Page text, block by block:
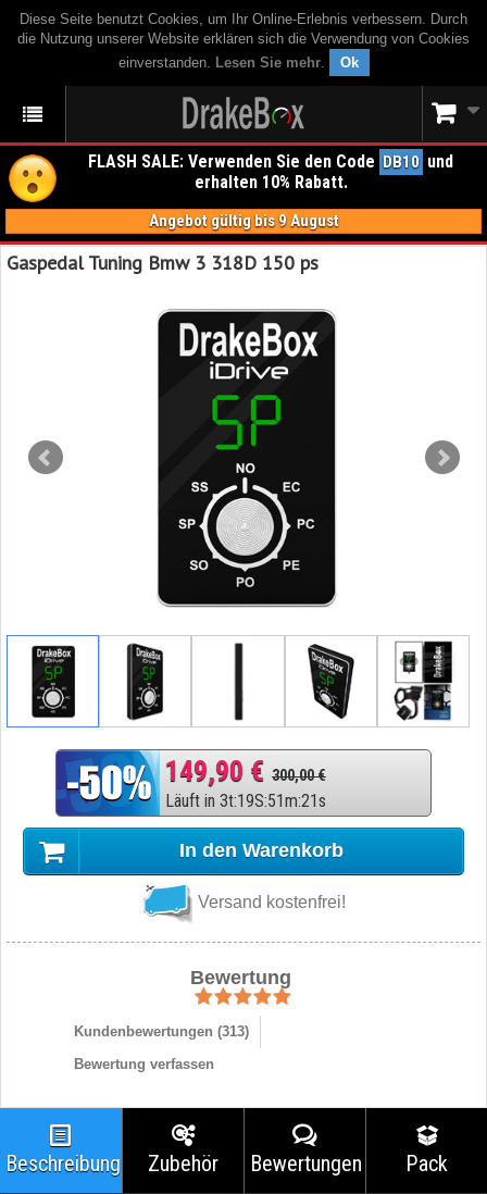
Diese Seite benutzt Cookies, um Ihr Online-Erlebnis verbessern. Durch
die Nutzung unserer Website erklären sich die Verwendung von Cookies
einverstanden. Lesen Sie mehr. Ok
FLASH SALE: Verwenden Sie den Code DB10 und
erhalten 10% Rabatt.
Angebot gültig bis 9 August
Gaspedal Tuning Bmw 3 318D 150 ps
149,90 € 300,00 €
Läuft in 3t:19S:51m:20s
In den Warenkorb
Versand kostenfrei!
Bewertung
Kundenbewertungen (313)
Bewertung verfassen
Beschreibung Zubehör Bewertungen Pack